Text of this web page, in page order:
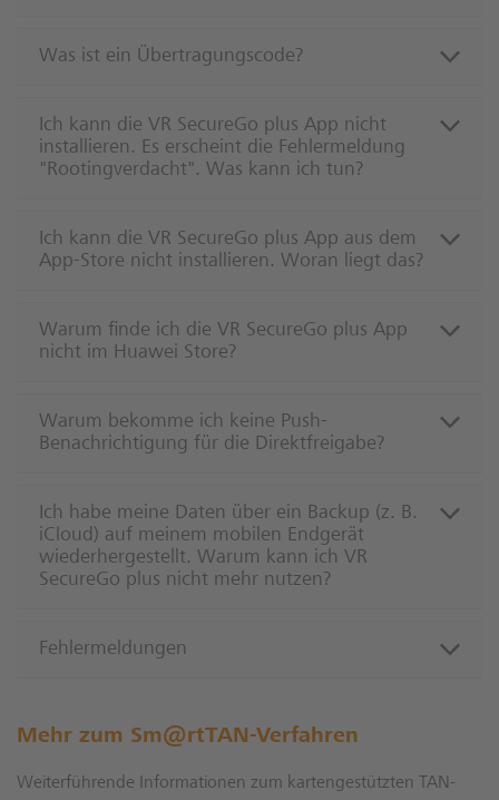
Was ist ein Übertragungscode?
Ich kann die VR SecureGo plus App nicht
installieren. Es erscheint die Fehlermeldung
"Rootingverdacht". Was kann ich tun?
Ich kann die VR SecureGo plus App aus dem
App-Store nicht installieren. Woran liegt das?
Warum finde ich die VR SecureGo plus App
nicht im Huawei Store?
Warum bekomme ich keine Push-
Benachrichtigung für die Direktfreigabe?
Ich habe meine Daten über ein Backup (z. B.
iCloud) auf meinem mobilen Endgerät
wiederhergestellt. Warum kann ich VR
SecureGo plus nicht mehr nutzen?
Fehlermeldungen
Mehr zum Sm@rtTAN-Verfahren
Weiterführende Informationen zum kartengestützten TAN-